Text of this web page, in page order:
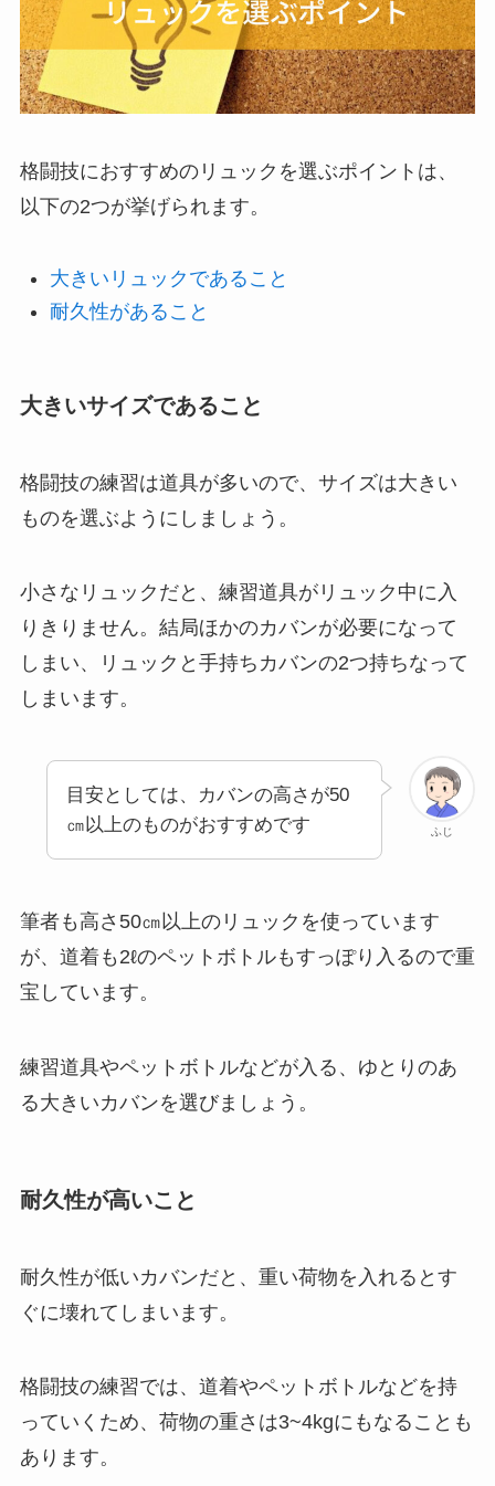
格闘技におすすめのリュックを選ぶポイントは、
以下の2つが挙げられます。
大きいリュックであること
耐久性があること
大きいサイズであること
格闘技の練習は道具が多いので、サイズは大きい
ものを選ぶようにしましょう。
小さなリュックだと、練習道具がリュック中に入
りきりません。結局ほかのカバンが必要になって
しまい、リュックと手持ちカバンの2つ持ちなって
しまいます。
ふじ
目安としては、カバンの高さが50
㎝以上のものがおすすめです
筆者も高さ50㎝以上のリュックを使っています
が、道着も2ℓのペットボトルもすっぽり入るので重
宝しています。
練習道具やペットボトルなどが入る、ゆとりのあ
る大きいカバンを選びましょう。
耐久性が高いこと
耐久性が低いカバンだと、重い荷物を入れるとす
ぐに壊れてしまいます。
格闘技の練習では、道着やペットボトルなどを持
っていくため、 荷物の重さは3~4kgにもなることも
あります。